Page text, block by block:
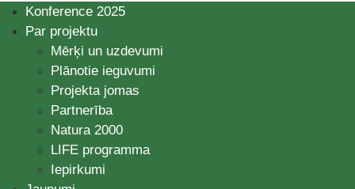
Konference 2025
Par projektu
Mērķi un uzdevumi
Plānotie ieguvumi
Projekta jomas
Partnerība
Natura 2000
LIFE programma
Iepirkumi